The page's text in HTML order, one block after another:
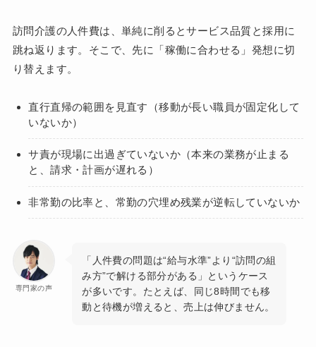
訪問介護の人件費は、単純に削るとサービス品質と採用に
跳ね返ります。そこで、先に「稼働に合わせる」発想に切
り替えます。
直行直帰の範囲を見直す（移動が長い職員が固定化して
いないか）
サ責が現場に出過ぎていないか（本来の業務が止まる
と、請求・計画が遅れる）
非常勤の比率と、常勤の穴埋め残業が逆転していないか
専門家の声
「人件費の問題は“給与水準”より“訪問の組
み方”で解ける部分がある」というケース
が多いです。たとえば、同じ8時間でも移
動と待機が増えると、売上は伸びません。